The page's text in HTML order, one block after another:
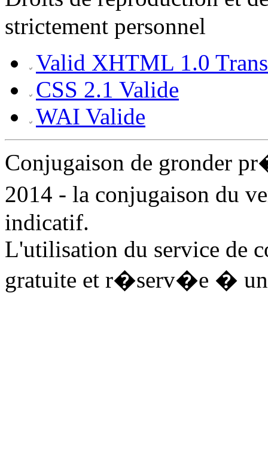
strictement personnel
Valid XHTML 1.0
CSS 2.1 Valide
WAI Valide
Conjugaison de gronder
2014 - la conjugaison du
indicatif.
L'utilisation du service de
gratuite et r�serv�e � un